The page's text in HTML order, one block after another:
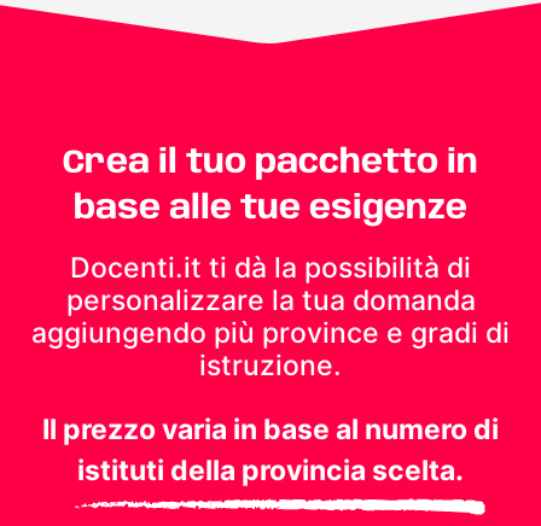
Crea il tuo pacchetto in
base alle tue esigenze
Docenti.it ti dà la possibilità di
personalizzare la tua domanda
aggiungendo più province e gradi di
istruzione.
Il prezzo varia in base al numero di
istituti della provincia scelta.